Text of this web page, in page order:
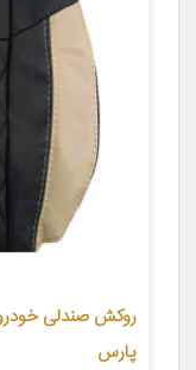
پارس